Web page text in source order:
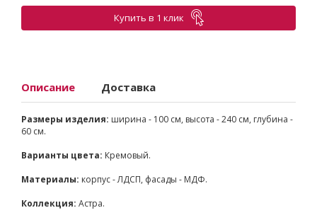
Купить в 1 клик
Описание Доставка
Размеры изделия: ширина - 100 см, высота - 240 см, глубина -
60 см.
Варианты цвета: Кремовый.
Материалы: корпус - ЛДСП, фасады - МДФ.
Коллекция: Астра.